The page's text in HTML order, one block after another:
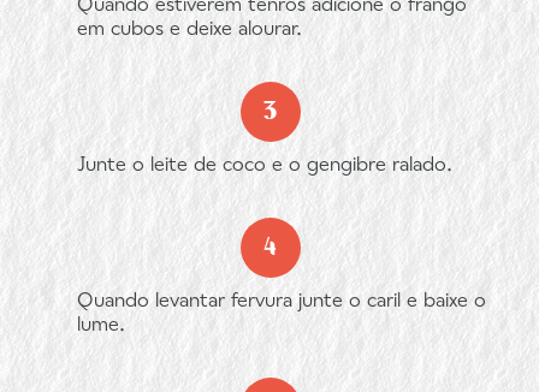
Quando estiverem tenros adicione o frango
em cubos e deixe alourar.
Junte o leite de coco e o gengibre ralado.
Quando levantar fervura junte o caril e baixe o
lume.